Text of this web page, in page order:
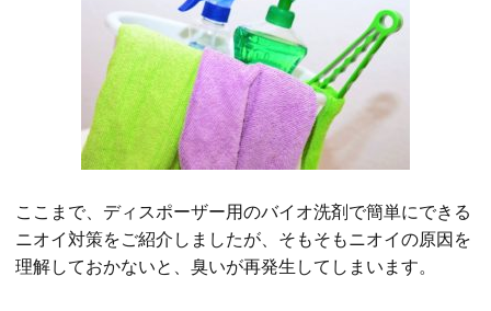
ここまで、ディスポーザー用のバイオ洗剤で簡単にできる
ニオイ対策をご紹介しましたが、そもそもニオイの原因を
理解しておかないと、臭いが再発生してしまいます。